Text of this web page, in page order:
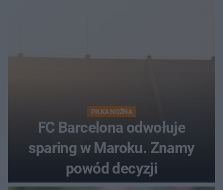
PIŁKA NOŻNA
FC Barcelona odwołuje
sparing w Maroku. Znamy
powód decyzji